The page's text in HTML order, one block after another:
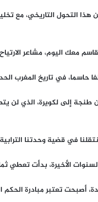
هذا التحول التاريخي، مع
معك اليوم، مشاعر
المغرب الحديث. فهناك ما قبل 31
طنجة إلى لكويرة، الذي لن
في قضية وحدتنا
الأخيرة، بدأت تعطي
أصبحت تعتبر مبادرة الحكم